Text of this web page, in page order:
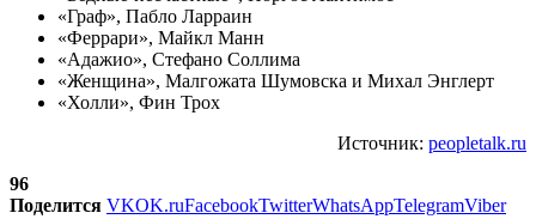
«Граф», Пабло Ларраин
«Феррари», Майкл Манн
«Адажио», Стефано Соллима
«Женщина», Малгожата Шумовска и Михал Энглерт
«Холли», Фин Трох
Источник: peopletalk.ru
96
Поделится VKOK.ruFacebookTwitterWhatsAppTelegramViber